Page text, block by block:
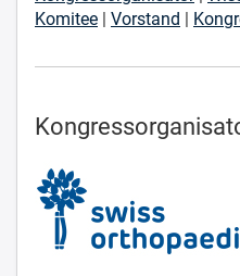
Komitee | Vorstand |